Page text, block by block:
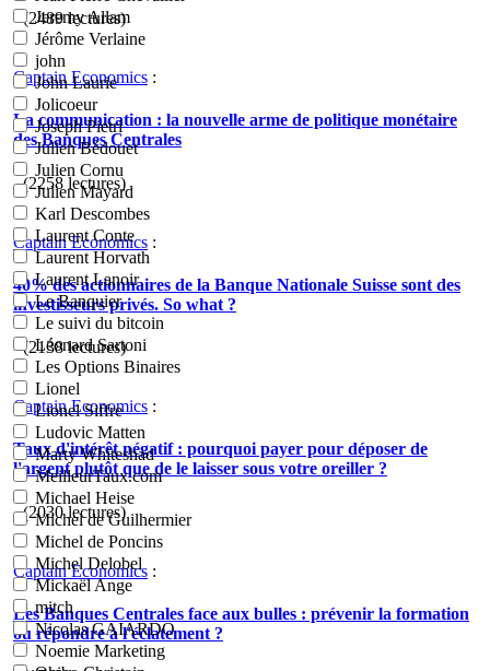
Jeremy Allam
Jérôme Verlaine
john
John Laurie
Jolicoeur
Joseph Pietri
Julien Bédouet
Julien Cornu
Julien Mayard
Karl Descombes
Laurent Conte
Laurent Horvath
Laurent Lanoir
Le Banquier
Le suivi du bitcoin
Léonard Sartoni
Les Options Binaires
Lionel
Lionel Siffre
Ludovic Matten
Marty Whiteshad
MeilleurTaux.com
Michael Heise
Michel de Guilhermier
Michel de Poncins
Michel Delobel
Mickaël Ange
mitch
Nicolas GAIARDO
Noemie Marketing
- (2489 lectures)
Captain Economics :
La communication : la nouvelle arme de politique monétaire
des Banques Centrales
- (2258 lectures)
Captain Economics :
40% des actionnaires de la Banque Nationale Suisse sont des
investisseurs privés. So what ?
- (2138 lectures)
Captain Economics :
Taux d'intérêt négatif : pourquoi payer pour déposer de
l'argent plutôt que de le laisser sous votre oreiller ?
- (2030 lectures)
Captain Economics :
Les Banques Centrales face aux bulles : prévenir la formation
ou répondre à l'éclatement ?